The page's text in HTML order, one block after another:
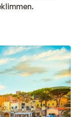
moet je een
haven het
reis duurt
om een auto
je aan om dit